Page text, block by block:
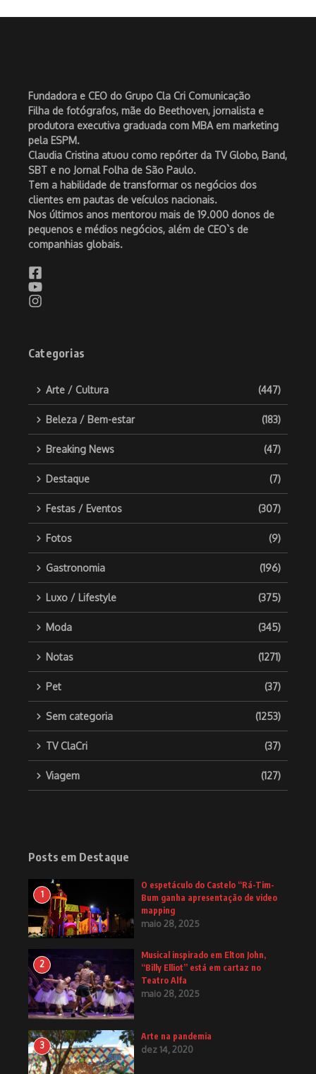
Fundadora e CEO do Grupo Cla Cri Comunicação
Filha de fotógrafos, mãe do Beethoven, jornalista e
produtora executiva graduada com MBA em marketing
pela ESPM.
Claudia Cristina atuou como repórter da TV Globo, Band,
SBT e no Jornal Folha de São Paulo.
Tem a habilidade de transformar os negócios dos
clientes em pautas de veículos nacionais.
Nos últimos anos mentorou mais de 19.000 donos de
pequenos e médios negócios, além de CEO`s de
companhias globais.
Categorias
Arte / Cultura (447)
Beleza / Bem-estar (183)
Breaking News (47)
Destaque (7)
Festas / Eventos (307)
Fotos (9)
Gastronomia (196)
Luxo / Lifestyle (375)
Moda (345)
Notas (1271)
Pet (37)
Sem categoria (1253)
TV ClaCri (37)
Viagem (127)
Posts em Destaque
1
O espetáculo do Castelo “Rá-Tim-
Bum ganha apresentação de video
mapping
maio 28, 2025
2
Musical inspirado em Elton John,
“Billy Elliot” está em cartaz no
Teatro Alfa
maio 28, 2025
3
Arte na pandemia
dez 14, 2020